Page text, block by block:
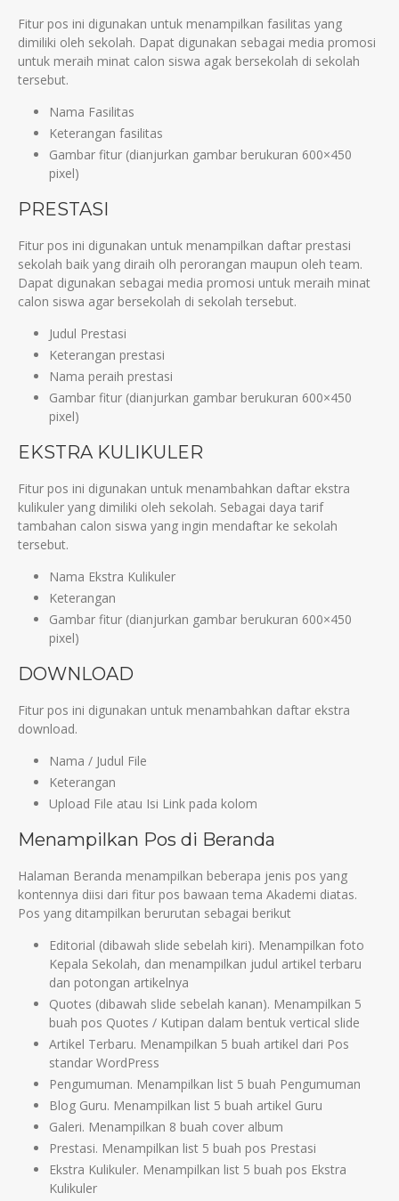
Fitur pos ini digunakan untuk menampilkan fasilitas yang
dimiliki oleh sekolah. Dapat digunakan sebagai media promosi
untuk meraih minat calon siswa agak bersekolah di sekolah
tersebut.
Nama Fasilitas
Keterangan fasilitas
Gambar fitur (dianjurkan gambar berukuran 600×450
pixel)
PRESTASI
Fitur pos ini digunakan untuk menampilkan daftar prestasi
sekolah baik yang diraih olh perorangan maupun oleh team.
Dapat digunakan sebagai media promosi untuk meraih minat
calon siswa agar bersekolah di sekolah tersebut.
Judul Prestasi
Keterangan prestasi
Nama peraih prestasi
Gambar fitur (dianjurkan gambar berukuran 600×450
pixel)
EKSTRA KULIKULER
Fitur pos ini digunakan untuk menambahkan daftar ekstra
kulikuler yang dimiliki oleh sekolah. Sebagai daya tarif
tambahan calon siswa yang ingin mendaftar ke sekolah
tersebut.
Nama Ekstra Kulikuler
Keterangan
Gambar fitur (dianjurkan gambar berukuran 600×450
pixel)
DOWNLOAD
Fitur pos ini digunakan untuk menambahkan daftar ekstra
download.
Nama / Judul File
Keterangan
Upload File atau Isi Link pada kolom
Menampilkan Pos di Beranda
Halaman Beranda menampilkan beberapa jenis pos yang
kontennya diisi dari fitur pos bawaan tema Akademi diatas.
Pos yang ditampilkan berurutan sebagai berikut
Editorial (dibawah slide sebelah kiri). Menampilkan foto
Kepala Sekolah, dan menampilkan judul artikel terbaru
dan potongan artikelnya
Quotes (dibawah slide sebelah kanan). Menampilkan 5
buah pos Quotes / Kutipan dalam bentuk vertical slide
Artikel Terbaru. Menampilkan 5 buah artikel dari Pos
standar WordPress
Pengumuman. Menampilkan list 5 buah Pengumuman
Blog Guru. Menampilkan list 5 buah artikel Guru
Galeri. Menampilkan 8 buah cover album
Prestasi. Menampilkan list 5 buah pos Prestasi
Ekstra Kulikuler. Menampilkan list 5 buah pos Ekstra
Kulikuler